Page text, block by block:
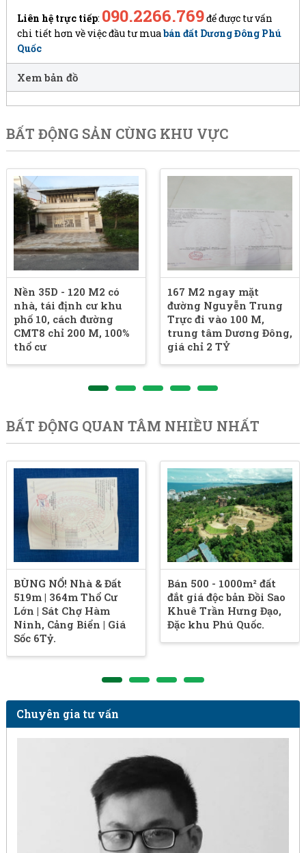
Liên hệ trực tiếp: 090.2266.769để được tư vấn
chi tiết hơn về việc đầu tư muabán đất Dương Đông Phú
Quốc
Xem bản đồ
BẤT ĐỘNG SẢN CÙNG KHU VỰC
Nền 35D - 120 M2 có
nhà, tái định cư khu
phố 10, cách đường
CMT8 chỉ 200 M, 100%
thổ cư
167 M2 ngay mặt
đường Nguyễn Trung
Trực đi vào 100 M,
trung tâm Dương Đông,
giá chỉ 2 TỶ
BẤT ĐỘNG QUAN TÂM NHIỀU NHẤT
BÙNG NỔ! Nhà & Đất
519m | 364m Thổ Cư
Lớn | Sát Chợ Hàm
Ninh, Cảng Biển | Giá
Sốc 6Tỷ.
Bán 500 - 1000m² đất
đắt giá độc bản Đồi Sao
Khuê Trần Hưng Đạo,
Đặc khu Phú Quốc.
Chuyên gia tư vấn